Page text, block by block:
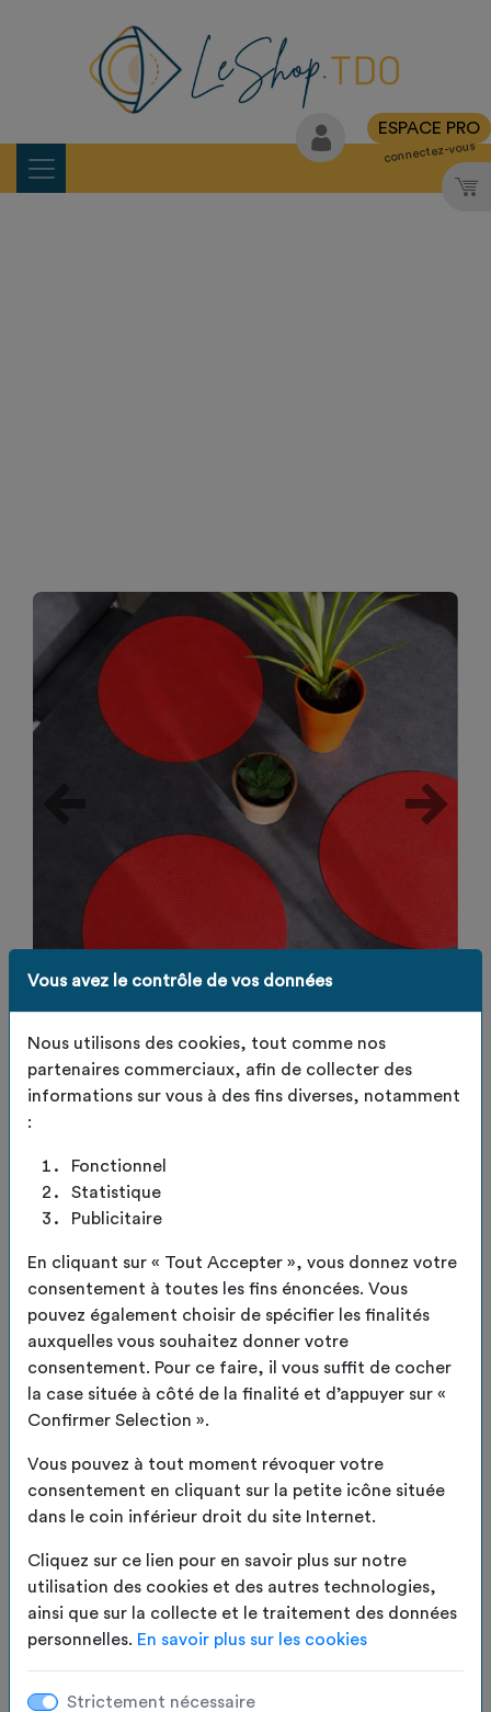
Vous avez le contrôle de vos données
Nous utilisons des cookies, tout comme nos
partenaires commerciaux, afin de collecter des
informations sur vous à des fins diverses, notamment
:
Fonctionnel
Statistique
Publicitaire
En cliquant sur « Tout Accepter », vous donnez votre
consentement à toutes les fins énoncées. Vous
pouvez également choisir de spécifier les finalités
auxquelles vous souhaitez donner votre
consentement. Pour ce faire, il vous suffit de cocher
la case située à côté de la finalité et d’appuyer sur «
Confirmer Selection ».
Vous pouvez à tout moment révoquer votre
consentement en cliquant sur la petite icône située
dans le coin inférieur droit du site Internet.
Cliquez sur ce lien pour en savoir plus sur notre
utilisation des cookies et des autres technologies,
ainsi que sur la collecte et le traitement des données
personnelles. En savoir plus sur les cookies
Strictement nécessaire
ESPACE PRO
Lot de 6 sets de table -
coloris Rouge
Code de l'article : TDO-SET-TABLE-ROUGE-LOT6
Dessous de table upcyclés – l’élégance responsable
Apportez une touche d’originalité et de sens à votre
table avec nos dessous de table upcyclés,
disponibles en lots de 6 ou de 12.
recyclées, offrant un rendu unique tout en
participant à une démarche écoresponsable.
Conçus pour durer, ils sont à la fois robustes et
parfaitement adaptés à un usage quotidien.
Lavables et résistants, ils protègent efficacement
votre table contre les taches et la chaleur, sans
LIRE LA SUITE
10.00€TTC
Quantité :